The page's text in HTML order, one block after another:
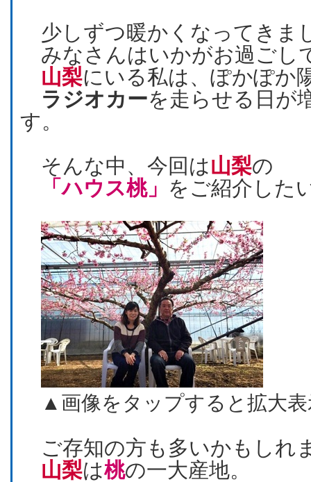
少しずつ暖かくなってきま
みなさんはいかがお過ごし
山梨にいる私は、ぽかぽか
ラジオカーを走らせる日が
す。
そんな中、今回は山梨の
「ハウス桃」 をご紹介した
▲画像をタップすると拡大
ご存知の方も多いかもしれ
山梨は桃の一大産地。